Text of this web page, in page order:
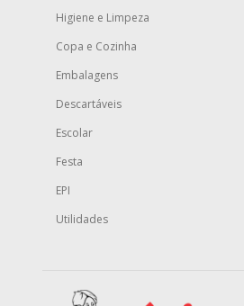
Higiene e Limpeza
Copa e Cozinha
Embalagens
Descartáveis
Escolar
Festa
EPI
Utilidades